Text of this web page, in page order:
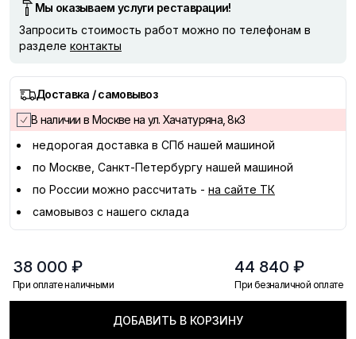
Мы оказываем услуги реставрации!
Запросить стоимость работ можно по телефонам в
разделе контакты
Доставка / самовывоз
В наличии в Москве на ул. Хачатуряна, 8к3
недорогая доставка в СПб нашей машиной
по Москве, Санкт-Петербургу нашей машиной
по России можно рассчитать - на сайте ТК
самовывоз с нашего склада
38 000 ₽
При оплате наличными
44 840 ₽
При безналичной оплате
ДОБАВИТЬ В КОРЗИНУ